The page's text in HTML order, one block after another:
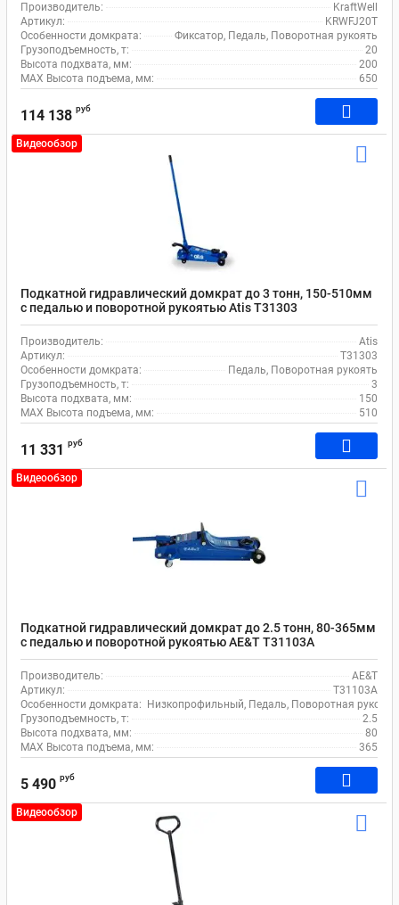
Производитель:
KraftWell
Артикул:
KRWFJ20T
Особенности домкрата:
Фиксатор, Педаль, Поворотная рукоять
Грузоподъемность, т:
20
Высота подхвата, мм:
200
MAX Высота подъема, мм:
650
114 138 руб
Видеообзор
Подкатной гидравлический домкрат до 3 тонн, 150-510мм
с педалью и поворотной рукоятью Atis T31303
Производитель:
Atis
Артикул:
T31303
Особенности домкрата:
Педаль, Поворотная рукоять
Грузоподъемность, т:
3
Высота подхвата, мм:
150
MAX Высота подъема, мм:
510
11 331 руб
Видеообзор
Подкатной гидравлический домкрат до 2.5 тонн, 80-365мм
с педалью и поворотной рукоятью AE&T T31103A
Производитель:
AE&T
Артикул:
T31103A
Особенности домкрата:
Низкопрофильный, Педаль, Поворотная рукоять
Грузоподъемность, т:
2.5
Высота подхвата, мм:
80
MAX Высота подъема, мм:
365
5 490 руб
Видеообзор